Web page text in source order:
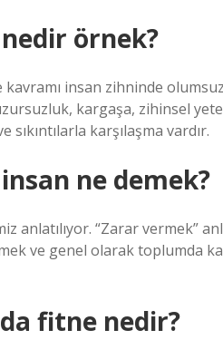
örnek?
kavramı insan zihninde
kargaşa, zihinsel
sıkıntılarla karşılaşma vardır.
ne demek?
anlatılıyor. “Zarar vermek”
ve genel olarak toplumda
fitne nedir?